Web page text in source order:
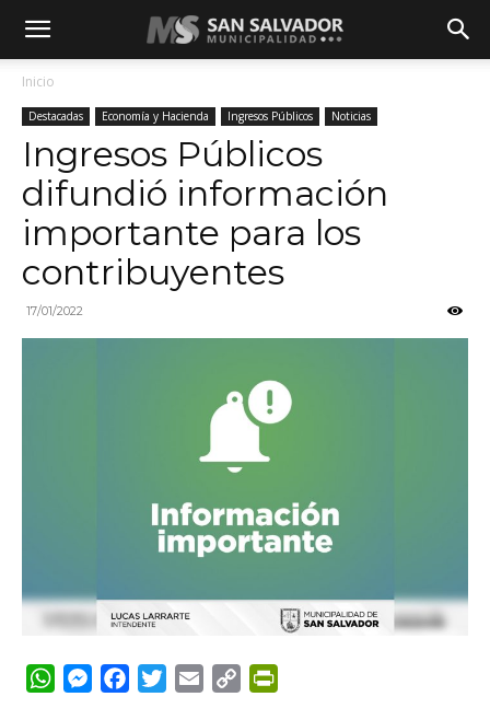
Inicio
Destacadas Economía y Hacienda Ingresos Públicos Noticias
Ingresos Públicos
difundió información
importante para los
contribuyentes
17/01/2022
WhatsApp
Messenger
FacebookTwitterEmail Copy